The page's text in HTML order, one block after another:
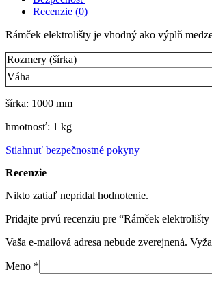
Recenzie (0)
Rámček elektrolišty je vhodný ako výplň
Rozmery (šírka)
Váha
šírka: 1000 mm
hmotnosť: 1 kg
Stiahnuť bezpečnostné pokyny
Recenzie
Nikto zatiaľ nepridal hodnotenie.
Pridajte prvú recenziu pre “Rámček
Vaša e-mailová adresa nebude zverejnená.
Meno *